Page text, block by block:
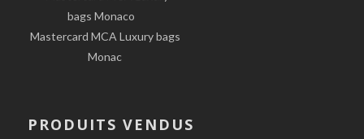
Mastercard MCA Luxury bags
Monac
PRODUITS VENDUS